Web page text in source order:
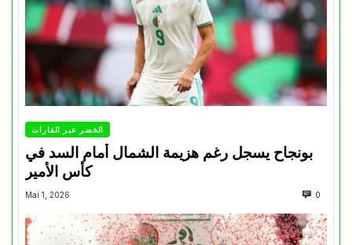
الخضر عبر القارات
بونجاح يسجل رغم هزيمة الشمال أمام السد في
كأس الأمير
Mai 1, 2026 0